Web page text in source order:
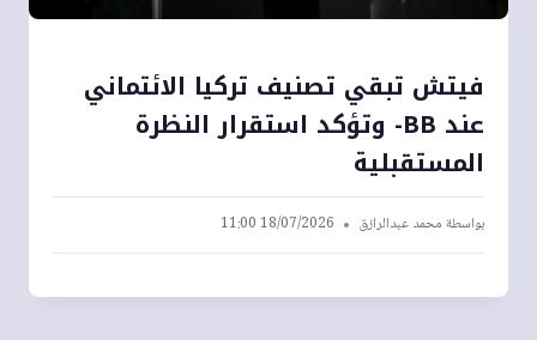
فيتش تبقي تصنيف تركيا الائتماني
عند BB- وتؤكد استقرار النظرة
المستقبلية
بواسطةمحمد عبدالرازق 18/07/2026 11:00